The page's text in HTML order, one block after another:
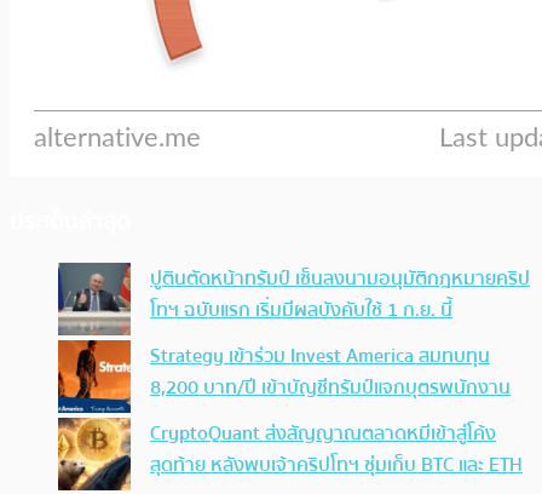
ปูตินตัดหน้าทรัมป์ เซ็นลงนามอนุมัติกฎหมายคริป
โทฯ ฉบับแรก เริ่มมีผลบังคับใช้ 1 ก.ย. นี้
Strategy เข้าร่วม Invest America สมทบทุน
8,200 บาท/ปี เข้าบัญชีทรัมป์แจกบุตรพนักงาน
CryptoQuant ส่งสัญญาณตลาดหมีเข้าสู่โค้ง
สุดท้าย หลังพบเจ้าคริปโทฯ ซุ่มเก็บ BTC และ ETH